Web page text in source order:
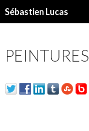
Sébastien Lucas
PEINTURES